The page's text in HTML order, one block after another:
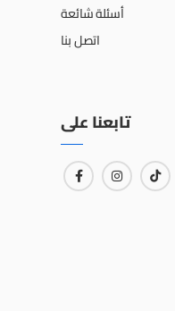
أسئلة شائعة
اتصل بنا
تابعنا على